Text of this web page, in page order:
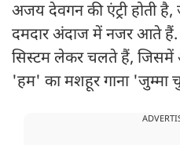
अजय देवगन की एंट्री होती
दमदार अंदाज में नजर आते हैं.
सिस्टम लेकर चलते हैं, जिसमें
'हम' का मशहूर गाना 'जुम्मा